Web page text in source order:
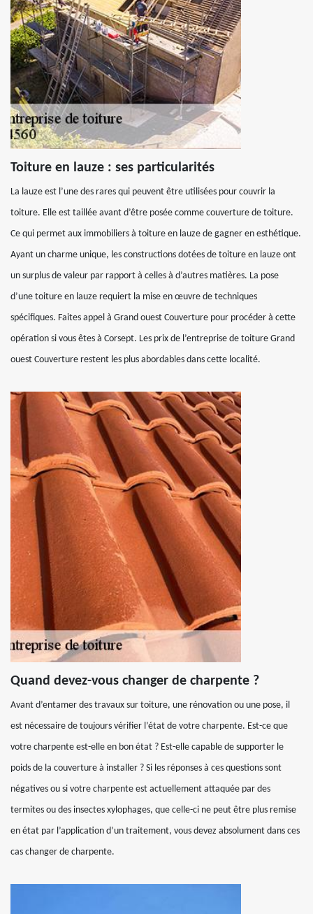
Toiture en lauze : ses particularités
La lauze est l’une des rares qui peuvent être utilisées pour couvrir la
toiture. Elle est taillée avant d’être posée comme couverture de toiture.
Ce qui permet aux immobiliers à toiture en lauze de gagner en esthétique.
Ayant un charme unique, les constructions dotées de toiture en lauze ont
un surplus de valeur par rapport à celles à d’autres matières. La pose
d’une toiture en lauze requiert la mise en œuvre de techniques
spécifiques. Faites appel à Grand ouest Couverture pour procéder à cette
opération si vous êtes à Corsept. Les prix de l’entreprise de toiture Grand
ouest Couverture restent les plus abordables dans cette localité.
Quand devez-vous changer de charpente ?
Avant d’entamer des travaux sur toiture, une rénovation ou une pose, il
est nécessaire de toujours vérifier l’état de votre charpente. Est-ce que
votre charpente est-elle en bon état ? Est-elle capable de supporter le
poids de la couverture à installer ? Si les réponses à ces questions sont
négatives ou si votre charpente est actuellement attaquée par des
termites ou des insectes xylophages, que celle-ci ne peut être plus remise
en état par l’application d’un traitement, vous devez absolument dans ces
cas changer de charpente.